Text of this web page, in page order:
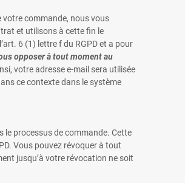
votre commande, nous vous
et utilisons à cette fin le
6 (1) lettre f du RGPD et a pour
opposer à tout moment au
votre adresse e-mail sera utilisée
ce contexte dans le système
le processus de commande. Cette
Vous pouvez révoquer à tout
jusqu’à votre révocation ne soit